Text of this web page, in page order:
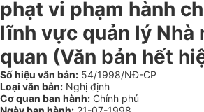
phạt vi phạm hành
lĩnh vực quản lý Nhà
quan (Văn bản hết
Số hiệu văn bản: 54/1998/NĐ-CP
Loại văn bản: Nghị định
Cơ quan ban hành: Chính phủ